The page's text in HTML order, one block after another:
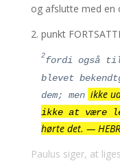
og afslutte med en
2. punkt
2fordi ogsåtil
blevet
dem; men ikke
ikke at være
hørte det. —
Paulus siger, at